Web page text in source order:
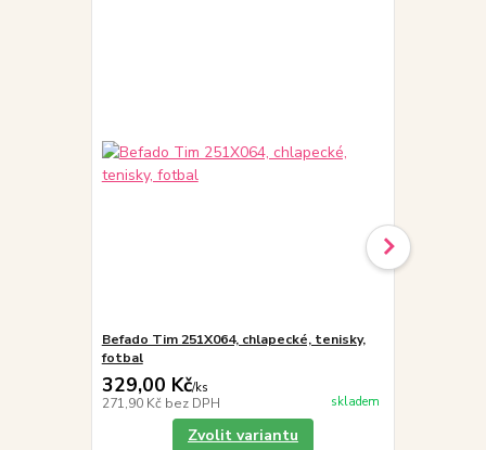
Befado Tim 251X064, chlapecké, tenisky,
fotbal
329,00 Kč/ks
271,90 Kč bez DPH skladem
Zvolit variantu